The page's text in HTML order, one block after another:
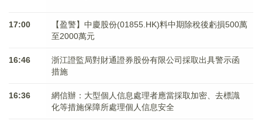
17:00
【盈警】中慶股份(01855.HK)料中期除稅後虧損500萬
至2000萬元
16:46
浙江證監局對財通證券股份有限公司採取出具警示函
措施
16:36
網信辦：大型個人信息處理者應當採取加密、去標識
化等措施保障所處理個人信息安全